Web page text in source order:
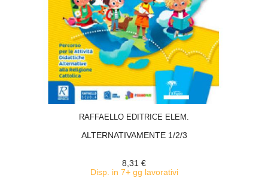
RAFFAELLO EDITRICE ELEM.
ALTERNATIVAMENTE 1/2/3
8,31 €
Disp. in 7+ gg lavorativi